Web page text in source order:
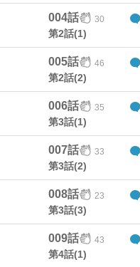
004話 30
第2話(1)
005話 46
第2話(2)
006話 35
第3話(1)
007話 33
第3話(2)
008話 23
第3話(3)
009話 43
第4話(1)